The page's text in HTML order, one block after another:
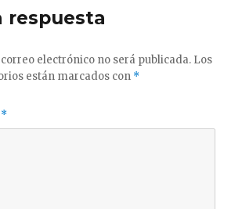
respuesta
electrónico no será publicada. Los
están marcados con *
*